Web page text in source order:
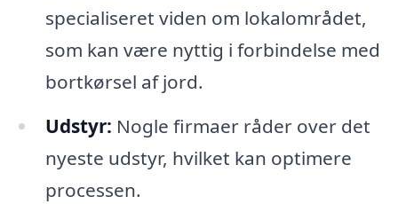
specialiseret viden om lokalområdet,
som kan være nyttig i forbindelse med
bortkørsel af jord.
Udstyr: Nogle firmaer råder over det
nyeste udstyr, hvilket kan optimere
processen.